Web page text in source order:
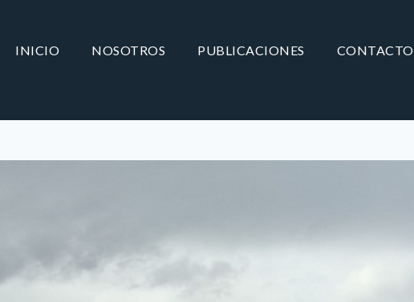
INICIO NOSOTROS PUBLICACIONES CONTACTO